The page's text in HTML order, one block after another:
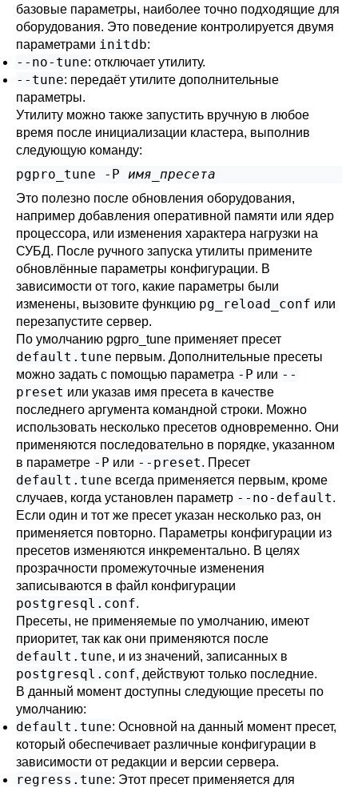
базовые параметры, наиболее точно подходящие для
оборудования. Это поведение контролируется двумя
параметрами initdb:
--no-tune: отключает утилиту.
--tune: передаёт утилите дополнительные
параметры.
Утилиту можно также запустить вручную в любое
время после инициализации кластера, выполнив
следующую команду:
pgpro_tune -P имя_пресета
Это полезно после обновления оборудования,
например добавления оперативной памяти или ядер
процессора, или изменения характера нагрузки на
СУБД. После ручного запуска утилиты примените
обновлённые параметры конфигурации. В
зависимости от того, какие параметры были
изменены, вызовите функцию pg_reload_conf или
перезапустите сервер.
По умолчанию pgpro_tune применяет пресет
default.tune первым. Дополнительные пресеты
можно задать с помощью параметра -P или --
preset или указав имя пресета в качестве
последнего аргумента командной строки. Можно
использовать несколько пресетов одновременно. Они
применяются последовательно в порядке, указанном
в параметре -P или --preset. Пресет
default.tune всегда применяется первым, кроме
случаев, когда установлен параметр --no-default.
Если один и тот же пресет указан несколько раз, он
применяется повторно. Параметры конфигурации из
пресетов изменяются инкрементально. В целях
прозрачности промежуточные изменения
записываются в файл конфигурации
postgresql.conf.
Пресеты, не применяемые по умолчанию, имеют
приоритет, так как они применяются после
default.tune, и из значений, записанных в
postgresql.conf, действуют только последние.
В данный момент доступны следующие пресеты по
умолчанию:
default.tune: Основной на данный момент пресет,
который обеспечивает различные конфигурации в
зависимости от редакции и версии сервера.
regress.tune: Этот пресет применяется для